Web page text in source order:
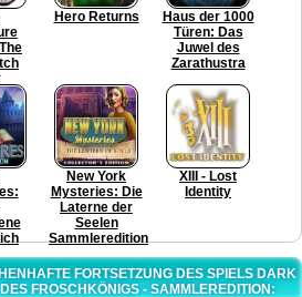
Hero Returns
Haus der 1000
Türen: Das
Juwel des
Zarathustra
New York
Mysteries: Die
Laterne der
Seelen
Sammleredition
XIII - Lost
Identity
FORTSETZUNG DES SPIELS DARK
FROSCHKÖNIGS - SAMMLEREDITION: